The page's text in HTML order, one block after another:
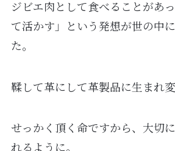
ジビエ肉として食べることがあ
て活かす」という発想が世の中
た。
鞣して革にして革製品に生まれ変
せっかく頂く命ですから、大切
れるように。